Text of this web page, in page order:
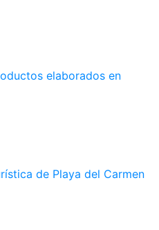
elaborados en
de Playa del Carmen